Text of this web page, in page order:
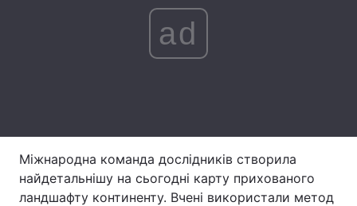
Тема оформлення
ad
Міжнародна команда дослідників створила
найдетальнішу на сьогодні карту прихованого
ландшафту континенту. Вчені використали метод